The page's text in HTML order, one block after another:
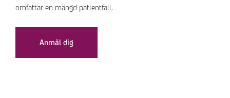
omfattar en mängd patientfall.
Anmäl dig